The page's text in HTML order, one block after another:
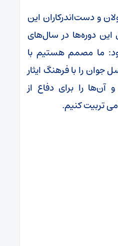
و دست‌اندرکاران این
این دوره‌ها در سال‌های
ما مصمم هستیم با
جوان را با فرهنگ ایثار
آن‌ها را برای دفاع از
تربیت کنیم.